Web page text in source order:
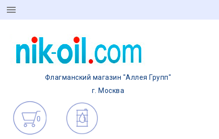
Флагманский магазин "Аллея Групп"
г. Москва
0